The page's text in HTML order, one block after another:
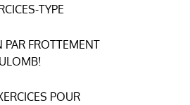
TYPE
PAR FROTTEMENT
POUR